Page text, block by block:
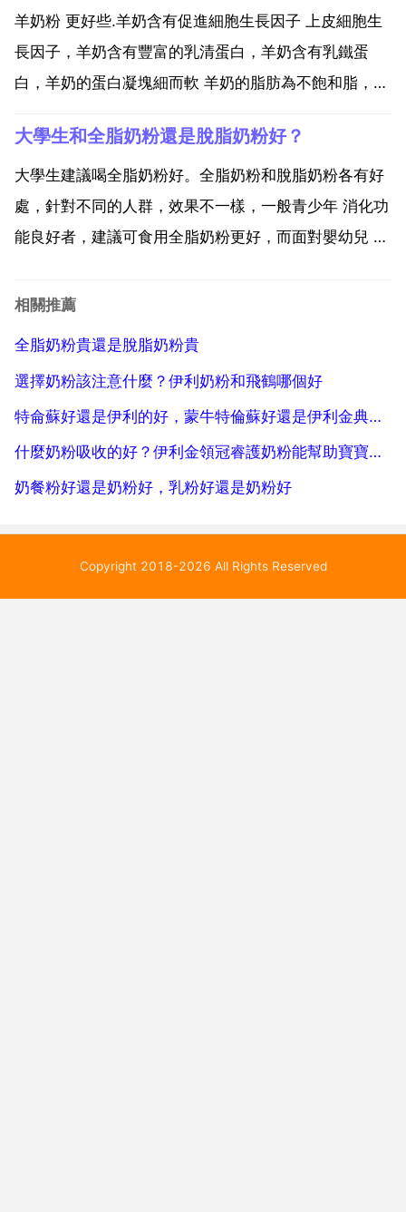
奶粉還是有明顯區別的。全脂奶粉主要指的是用新鮮的
牛奶直接...
羊奶粉 更好些.羊奶含有促進細胞生長因子 上皮細胞生
長因子，羊奶含有豐富的乳清蛋白，羊奶含有乳鐵蛋
白，羊奶的蛋白凝塊細而軟 羊奶的脂肪為不飽和脂，羊
性，ph值7.1 7.2，牛奶呈弱酸性，ph值為6.5 6.7，羊
奶的視黃醇 維生素a 是牛奶3.5，羊奶...
大學生和全脂奶粉還是脫脂奶粉好？
大學生建議喝全脂奶粉好。全脂奶粉和脫脂奶粉各有好
處，針對不同的人群，效果不一樣，一般青少年 消化功
能良好者，建議可食用全脂奶粉更好，而面對嬰幼兒 老
兩種奶粉的區別如下 1 脫脂奶粉顧名思義在於去掉了脂
相關推薦
全脂奶粉貴還是脫脂奶粉貴
選擇奶粉該注意什麼？伊利奶粉和飛鶴哪個好
特侖蘇好還是伊利的好，蒙牛特倫蘇好還是伊利金典好？
什麼奶粉吸收的好？伊利金領冠睿護奶粉能幫助寶寶好吸收嗎
奶餐粉好還是奶粉好，乳粉好還是奶粉好
Copyright 2018-2026 All Rights Reserved